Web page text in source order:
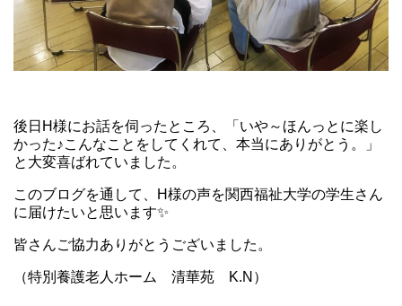
後日H様にお話を伺ったところ、「いや～ほんっとに楽し
かった♪こんなことをしてくれて、本当にありがとう。」
と大変喜ばれていました。
このブログを通して、H様の声を関西福祉大学の学生さん
に届けたいと思います✨
皆さんご協力ありがとうございました。
（特別養護老人ホーム 清華苑 K.N）